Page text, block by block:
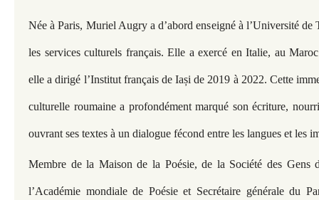
Née à Paris, Muriel Augry a d’abord enseigné à l’Université de
les services culturels français. Elle a exercé en Italie, au
elle a dirigé l’Institut français de Iași de 2019 à 2022. Cette
culturelle roumaine a profondément marqué son écriture,
ouvrant ses textes à un dialogue fécond entre les langues et les
Membre de la Maison de la Poésie, de la Société des Gens
l’Académie mondiale de Poésie et Secrétaire générale du